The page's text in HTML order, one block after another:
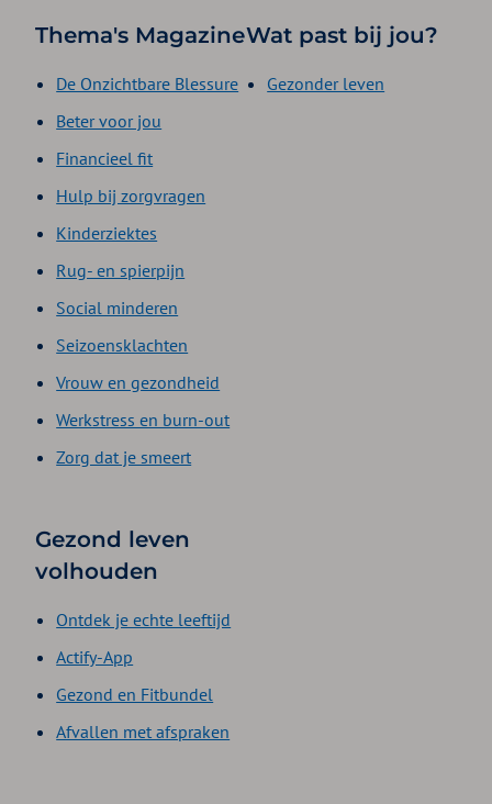
Thema's Magazine
De Onzichtbare Blessure
Beter voor jou
Financieel fit
Hulp bij zorgvragen
Kinderziektes
Rug- en spierpijn
Social minderen
Seizoensklachten
Vrouw en gezondheid
Werkstress en burn-out
Zorg dat je smeert
Wat past bij jou?
Gezonder leven
Gezond leven
volhouden
Ontdek je echte leeftijd
Actify-App
Gezond en Fitbundel
Afvallen met afspraken